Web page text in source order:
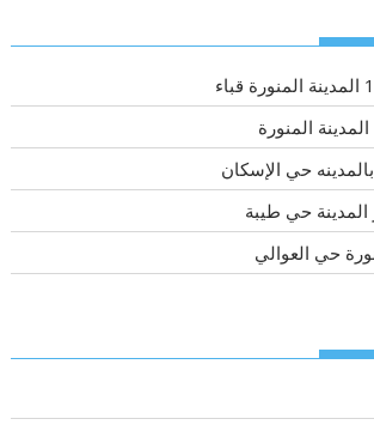
المنورة
حي الإسكان
المدينة حي طيبة
حي العوالي